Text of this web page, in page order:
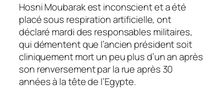
Hosni Moubarak est inconscient et a été
placé sous respiration artificielle, ont
déclaré mardi des responsables militaires,
qui démentent que l’ancien président soit
cliniquement mort un peu plus d’un an après
son renversement par la rue après 30
années à la tête de l’Egypte.